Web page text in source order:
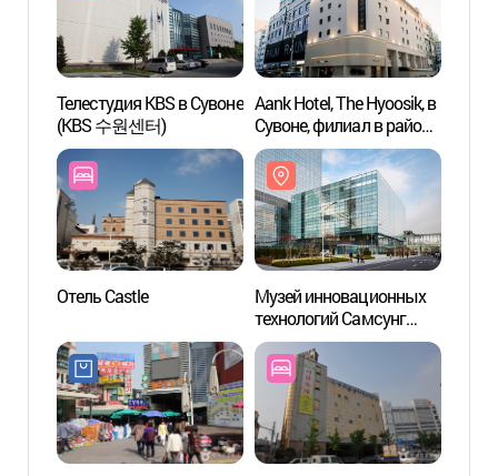
Телестудия KBS в Сувоне
(KBS 수원센터)
Aank Hotel, The Hyoosik, в
Сувоне, филиал в районе
Инге (더휴식 아늑호텔
수원 인계점)
Отель Castle
Музей инновационных
технологий Самсунг
(삼성이노베이션뮤지엄)